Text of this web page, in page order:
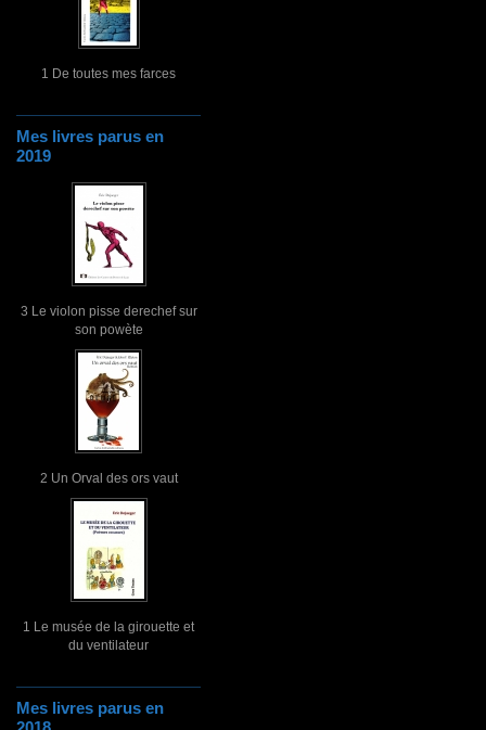
1 De toutes mes farces
Mes livres parus en
2019
3 Le violon pisse derechef sur
son powète
2 Un Orval des ors vaut
1 Le musée de la girouette et
du ventilateur
Mes livres parus en